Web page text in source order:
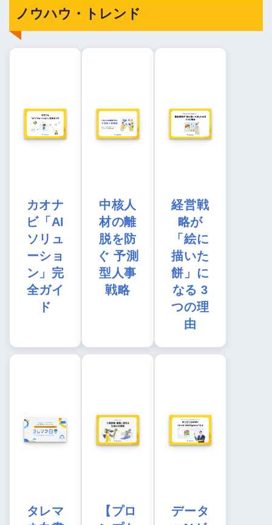
ノウハウ・トレンド
カオナ
ビ「AI
ソリュ
ーショ
ン」完
全ガイ
ド
中核人
材の離
脱を防
ぐ 予測
型人事
戦略
経営戦
略が
「絵に
描いた
餅」に
なる 3
つの理
由
タレマ
【プロ
データ